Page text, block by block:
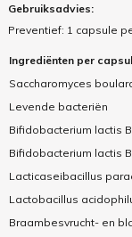
Gebruiksadvies:
Preventief: 1 capsule
Ingrediënten per
Saccharomyces
Levende bacteriën
Bifidobacterium lactis
Bifidobacterium lactis
Lacticaseibacillus
Lactobacillus
Braambesvrucht- en